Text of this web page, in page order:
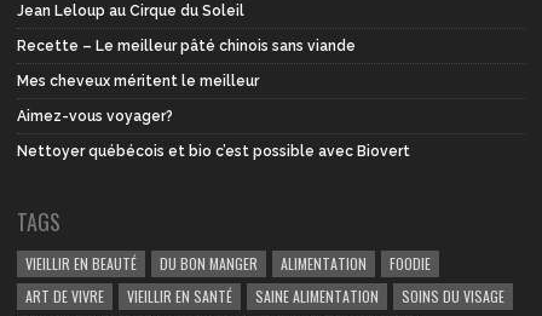
Jean Leloup au Cirque du Soleil
Recette – Le meilleur pâté chinois sans viande
Mes cheveux méritent le meilleur
Aimez-vous voyager?
Nettoyer québécois et bio c’est possible avec Biovert
TAGS
VIEILLIR EN BEAUTÉ DU BON MANGER ALIMENTATION
FOODIE
ART DE VIVRE
VIEILLIR EN SANTÉ SAINE ALIMENTATION
SOINS DU VISAGE